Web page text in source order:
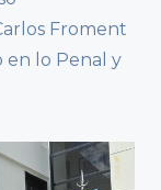
Froment
en lo Penal y